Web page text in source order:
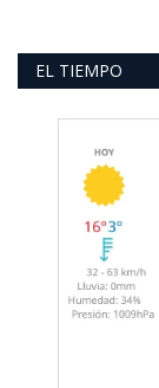
EL TIEMPO